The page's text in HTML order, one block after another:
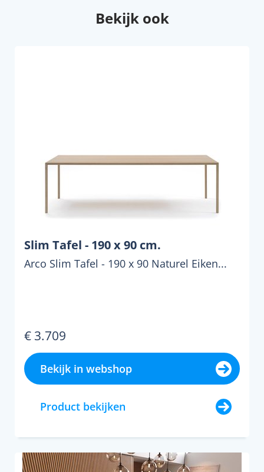
Bekijk ook
Slim Tafel - 190 x 90 cm.
Arco Slim Tafel - 190 x 90 Naturel Eiken...
€ 3.709
Bekijk in webshop
Product bekijken